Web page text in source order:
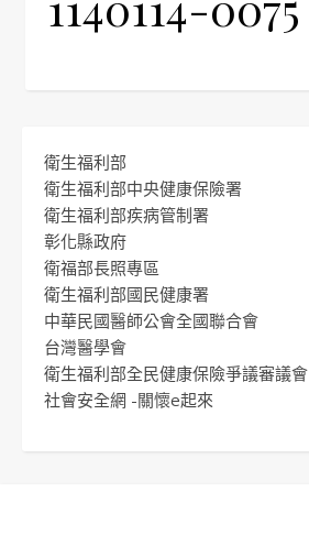
衛生福利部
衛生福利部中央健康保險署
衛生福利部疾病管制署
彰化縣政府
衛福部長照專區
衛生福利部國民健康署
中華民國醫師公會全國聯合會
台灣醫學會
衛生福利部全民健康保險爭議審議會
社會安全網 -關懷e起來